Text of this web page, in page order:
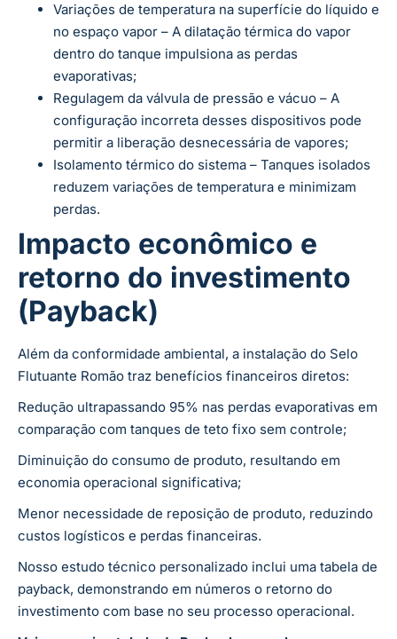
Variações de temperatura na superfície do líquido e
no espaço vapor – A dilatação térmica do vapor
dentro do tanque impulsiona as perdas
evaporativas;
Regulagem da válvula de pressão e vácuo – A
configuração incorreta desses dispositivos pode
permitir a liberação desnecessária de vapores;
Isolamento térmico do sistema – Tanques isolados
reduzem variações de temperatura e minimizam
perdas.
Impacto econômico e
retorno do investimento
(Payback)
Além da conformidade ambiental, a instalação do Selo
Flutuante Romão traz benefícios financeiros diretos:
Redução ultrapassando 95% nas perdas evaporativas em
comparação com tanques de teto fixo sem controle;
Diminuição do consumo de produto, resultando em
economia operacional significativa;
Menor necessidade de reposição de produto, reduzindo
custos logísticos e perdas financeiras.
Nosso estudo técnico personalizado inclui uma tabela de
payback, demonstrando em números o retorno do
investimento com base no seu processo operacional.